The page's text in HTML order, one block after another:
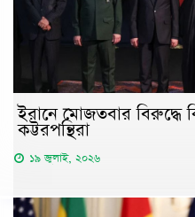
ইরানে মোজতবার বিরুদ্ধে
কট্টরপন্থিরা
১৯ জুলাই, ২০২৬